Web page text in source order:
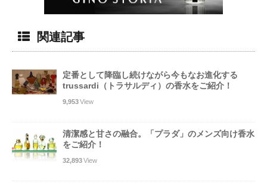
関連記事
定番として降臨し続けながら今もなお進化する
trussardi（トラサルディ）の香水をご紹介！
9,953View
清潔感と甘さの融合。「プラダ」のメンズ向け香水
をご紹介！
32,893View